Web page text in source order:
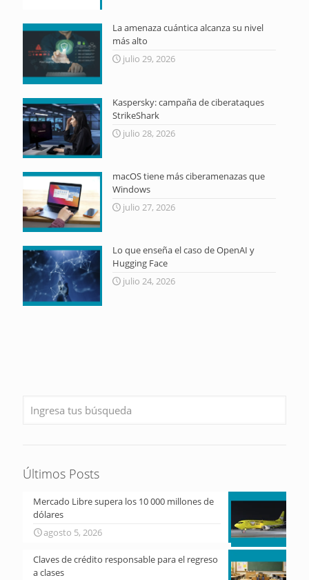
La amenaza cuántica alcanza su nivel
más alto
julio 29, 2026
Kaspersky: campaña de ciberataques
StrikeShark
julio 28, 2026
macOS tiene más ciberamenazas que
Windows
julio 27, 2026
Lo que enseña el caso de OpenAI y
Hugging Face
julio 24, 2026
Últimos Posts
Mercado Libre supera los 10 000 millones de
dólares
agosto 5, 2026
Claves de crédito responsable para el regreso
a clases